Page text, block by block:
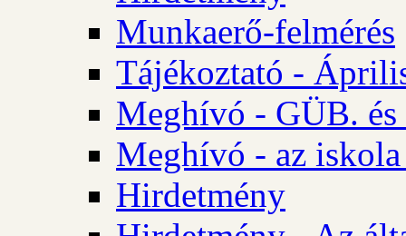
Munkaerő-felmérés
Tájékoztató -
Meghívó - GÜB.
Meghívó - az iskola
Hirdetmény